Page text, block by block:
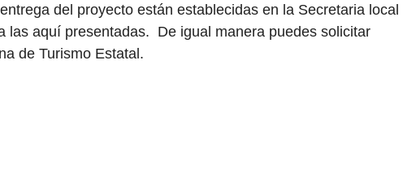
del proyecto están establecidas en la Secretaria local
las aquí presentadas. De igual manera puedes solicitar
de Turismo Estatal.